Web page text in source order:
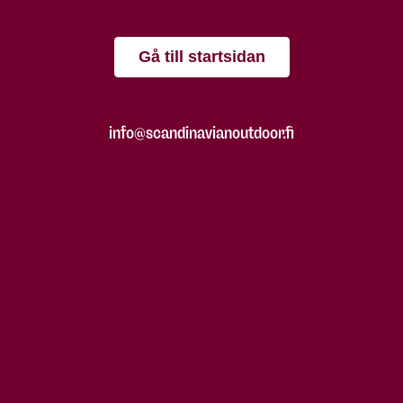
Gå till startsidan
info@scandinavianoutdoor.fi